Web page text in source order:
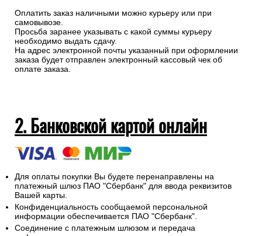
Оплатить заказ наличными можно курьеру или при
самовывозе.
Просьба заранее указывать с какой суммы курьеру
необходимо выдать сдачу.
На адрес электронной почты указанный при оформлении
заказа будет отправлен электронный кассовый чек об
оплате заказа.
2. Банковской картой онлайн
Для оплаты покупки Вы будете перенаправлены на
платежный шлюз ПАО "Сбербанк" для ввода реквизитов
Вашей карты.
Конфиденциальность сообщаемой персональной
информации обеспечивается ПАО "Сбербанк".
Соединение с платежным шлюзом и передача